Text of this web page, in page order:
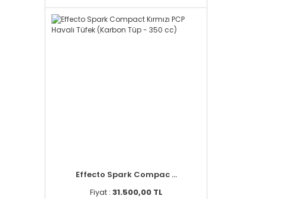
Effecto Spark Compac ...
Fiyat : 31.500,00 TL